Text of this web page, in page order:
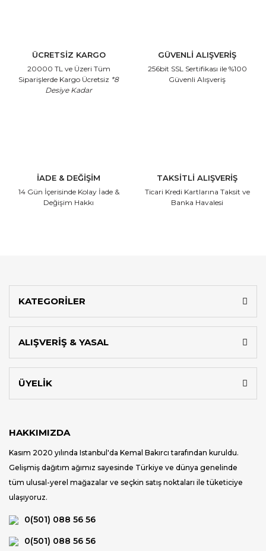
ÜCRETSİZ KARGO
20000 TL ve Üzeri Tüm
Siparişlerde Kargo Ücretsiz *8
Desiye Kadar
GÜVENLİ ALIŞVERİŞ
256bit SSL Sertifikası ile %100
Güvenli Alışveriş
İADE & DEĞİŞİM
14 Gün İçerisinde Kolay İade &
Değişim Hakkı
TAKSİTLİ ALIŞVERİŞ
Ticari Kredi Kartlarına Taksit ve
Banka Havalesi
KATEGORİLER
ALIŞVERİŞ & YASAL
ÜYELİK
HAKKIMIZDA
Kasım 2020 yılında Istanbul'da Kemal Bakırcı tarafından kuruldu.
Gelişmiş dağıtım ağımız sayesinde Türkiye ve dünya genelinde
tüm ulusal-yerel mağazalar ve seçkin satış noktaları ile tüketiciye
ulaşıyoruz.
0(501) 088 56 56
0(501) 088 56 56